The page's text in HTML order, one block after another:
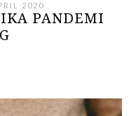
2020
PANDEMI